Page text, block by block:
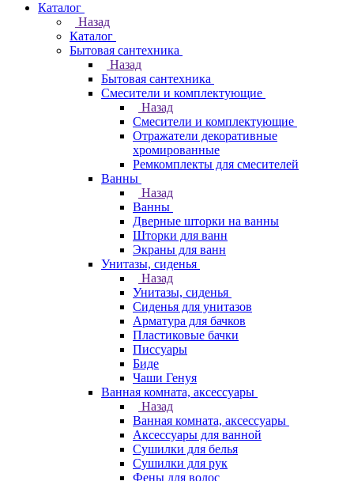
Каталог
Назад
Каталог
Бытовая сантехника
Назад
Бытовая сантехника
Смесители и комплектующие
Назад
Смесители и комплектующие
Отражатели декоративные
хромированные
Ремкомплекты для смесителей
Ванны
Назад
Ванны
Дверные шторки на ванны
Шторки для ванн
Экраны для ванн
Унитазы, сиденья
Назад
Унитазы, сиденья
Сиденья для унитазов
Арматура для бачков
Пластиковые бачки
Писсуары
Биде
Чаши Генуя
Ванная комната, аксессуары
Назад
Ванная комната, аксессуары
Аксессуары для ванной
Сушилки для белья
Сушилки для рук
Фены для волос